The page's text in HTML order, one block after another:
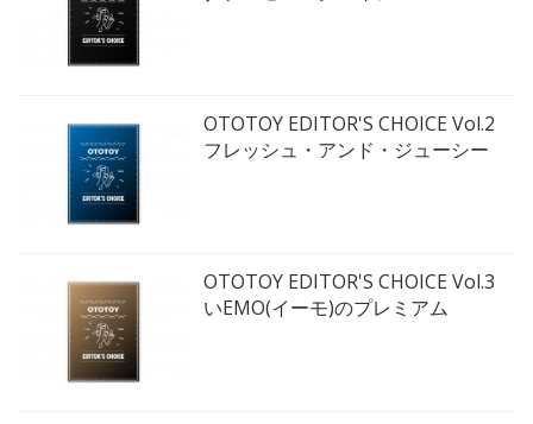
OTOTOY EDITOR'S CHOICE Vol.2
フレッシュ・アンド・ジューシー
OTOTOY EDITOR'S CHOICE Vol.3
いEMO(イーモ)のプレミアム